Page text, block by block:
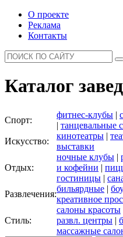
О проекте
Реклама
Контакты
Каталог
Спорт:
фитнес-клубы |
| танцевальные
Искусство:
кинотеатры |
выставки
Отдых:
ночные клубы |
и кофейни |
гостиницы |
Развлечения:
бильярдные |
креативное
Стиль:
салоны красоты
развл. центры |
массажные